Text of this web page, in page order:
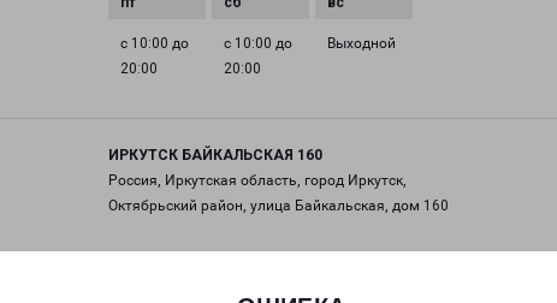
с 10:00 до
20:00
с 10:00 до
20:00
Выходной
ИРКУТСК БАЙКАЛЬСКАЯ 160
Россия, Иркутская область, город Иркутск,
Октябрьский район, улица Байкальская, дом 160
на карте